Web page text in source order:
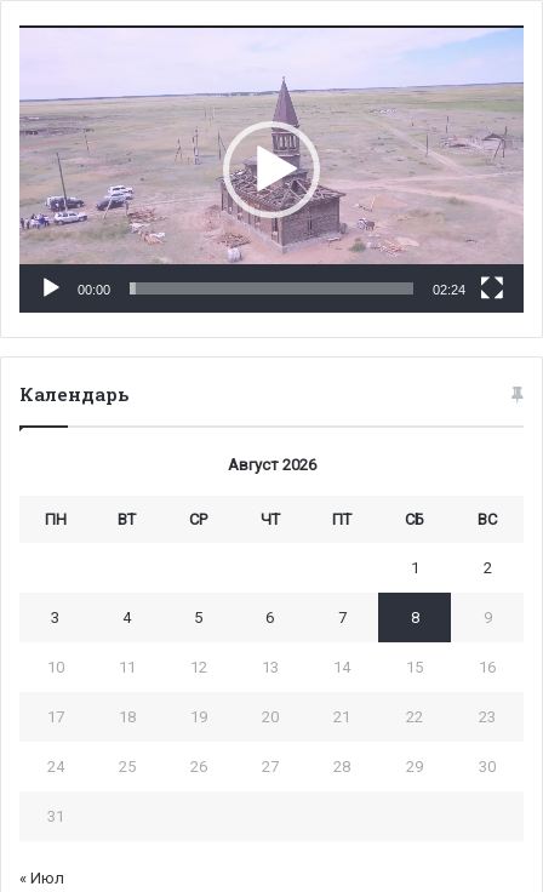
00:00 02:24
Календарь
Август 2026
ПН ВТ СР ЧТ ПТ СБ ВС
1 2
3 4 5 6 7 8 9
10 11 12 13 14 15 16
17 18 19 20 21 22 23
24 25 26 27 28 29 30
31
« Июл